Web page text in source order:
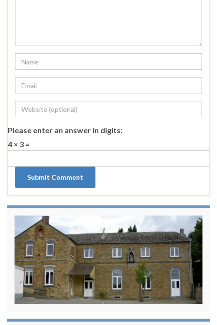
Please enter an answer in digits:
4 × 3 =